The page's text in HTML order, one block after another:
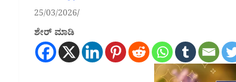
25/03/2026
ಶೇರ್ ಮಾಡಿ